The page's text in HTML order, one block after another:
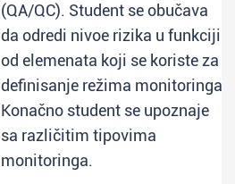
(QA/QC). Student se obučava
da odredi nivoe rizika u funkciji
od elemenata koji se koriste za
definisanje režima monitoringa.
Konačno student se upoznaje
sa različitim tipovima
monitoringa.